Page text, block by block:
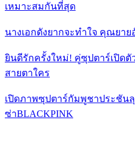
เหมาะสมกันที่สุด
นางเอกดังยากจะทำใจ คุณยาย
ยินดีรักครั้งใหม่! คู่ซุปตาร์เปิดตั
สายตาใคร
เปิดภาพซุปตาร์กัมพูชาประชัน
ซ่าBLACKPINK